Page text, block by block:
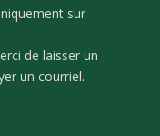
sur
de laisser un
un courriel.